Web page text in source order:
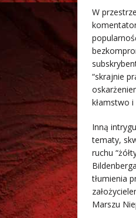
W
“skrajnie
kłamstwo
Inną
tematy,
ruchu
tłumienia
Marszu